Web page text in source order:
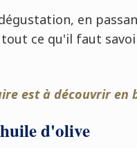
en
tout ce qu'il faut
est à découvrir en
d'olive